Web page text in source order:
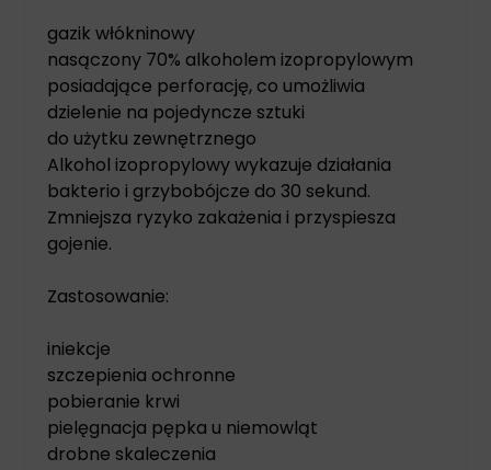
gazik włókninowy
nasączony 70% alkoholem izopropylowym
posiadające perforację, co umożliwia
dzielenie na pojedyncze sztuki
do użytku zewnętrznego
Alkohol izopropylowy wykazuje działania
bakterio i grzybobójcze do 30 sekund.
Zmniejsza ryzyko zakażenia i przyspiesza
gojenie.
Zastosowanie:
iniekcje
szczepienia ochronne
pobieranie krwi
pielęgnacja pępka u niemowląt
drobne skaleczenia